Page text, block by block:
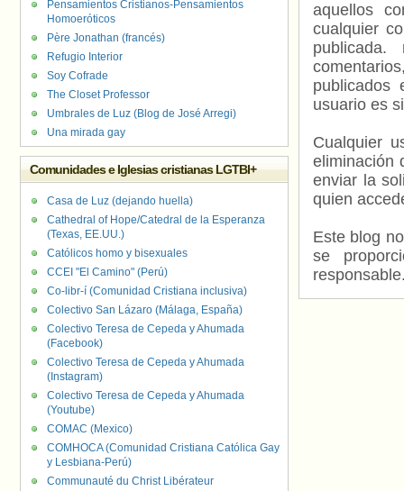
aquellos
cualquier
usuario es
Cualquier
eliminación
enviar la
quien
Este blog
se
Pensamientos Cristianos-Pensamientos
Homoeróticos
Père Jonathan (francés)
Refugio Interior
Soy Cofrade
The Closet Professor
Umbrales de Luz (Blog de José Arregi)
Una mirada gay
Comunidades e Iglesias cristianas LGTBI+
Casa de Luz (dejando huella)
Cathedral of Hope/Catedral de la Esperanza
(Texas, EE.UU.)
Católicos homo y bisexuales
CCEI "El Camino" (Perú)
Co-libr-í (Comunidad Cristiana inclusiva)
Colectivo San Lázaro (Málaga, España)
Colectivo Teresa de Cepeda y Ahumada
(Facebook)
Colectivo Teresa de Cepeda y Ahumada
(Instagram)
Colectivo Teresa de Cepeda y Ahumada
(Youtube)
COMAC (Mexico)
COMHOCA (Comunidad Cristiana Católica Gay
y Lesbiana-Perú)
Communauté du Christ Libérateur